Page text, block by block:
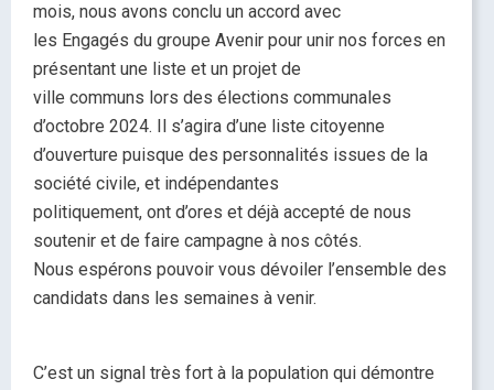
mois, nous avons conclu un accord avec
les Engagés du groupe Avenir pour unir nos forces en
présentant une liste et un projet de
ville communs lors des élections communales
d’octobre 2024. Il s’agira d’une liste citoyenne
d’ouverture puisque des personnalités issues de la
société civile, et indépendantes
politiquement, ont d’ores et déjà accepté de nous
soutenir et de faire campagne à nos côtés.
Nous espérons pouvoir vous dévoiler l’ensemble des
candidats dans les semaines à venir.
C’est un signal très fort à la population qui démontre